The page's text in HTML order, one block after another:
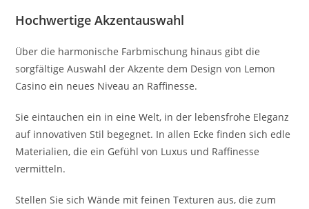
Hochwertige Akzentauswahl
Über die harmonische Farbmischung hinaus gibt die
sorgfältige Auswahl der Akzente dem Design von Lemon
Casino ein neues Niveau an Raffinesse.
Sie eintauchen ein in eine Welt, in der lebensfrohe Eleganz
auf innovativen Stil begegnet. In allen Ecke finden sich edle
Materialien, die ein Gefühl von Luxus und Raffinesse
vermitteln.
Stellen Sie sich Wände mit feinen Texturen aus, die zum